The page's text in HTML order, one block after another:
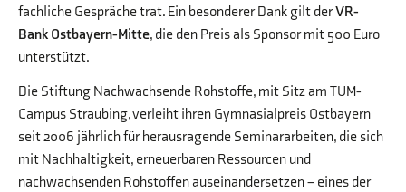
fachliche Gespräche trat. Ein besonderer Dank gilt derVR-
Bank Ostbayern-Mitte, die den Preis als Sponsor mit 500 Euro
unterstützt.
Die Stiftung Nachwachsende Rohstoffe, mit Sitz am TUM-
Campus Straubing, verleiht ihren Gymnasialpreis Ostbayern
seit 2006 jährlich für herausragende Seminararbeiten, die sich
mit Nachhaltigkeit, erneuerbaren Ressourcen und
nachwachsenden Rohstoffen auseinandersetzen – eines der